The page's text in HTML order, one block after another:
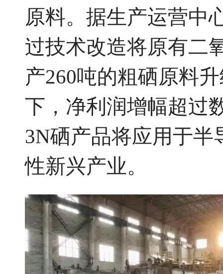
原料。据生产运营中
过技术改造将原有二
产260吨的粗硒原料
下，净利润增幅超过
3N硒产品将应用于
性新兴产业。